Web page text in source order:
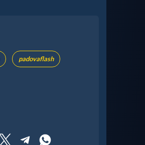
padovaflash